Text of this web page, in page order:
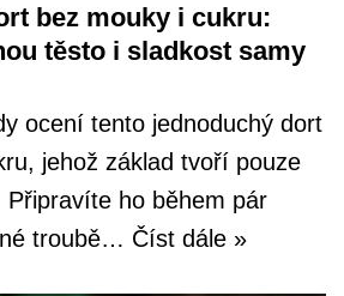
bez mouky i cukru:
těsto i sladkost samy
ocení tento jednoduchý dort
jehož základ tvoří pouze
Připravíte ho během pár
troubě… Číst dále »